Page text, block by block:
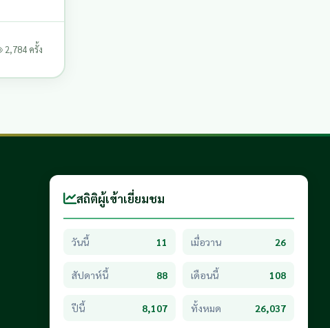
2,784 ครั้ง
สถิติผู้เข้าเยี่ยมชม
วันนี้ 11 เมื่อวาน 26
สัปดาห์นี้ 88 เดือนนี้ 108
ปีนี้ 8,107 ทั้งหมด 26,037